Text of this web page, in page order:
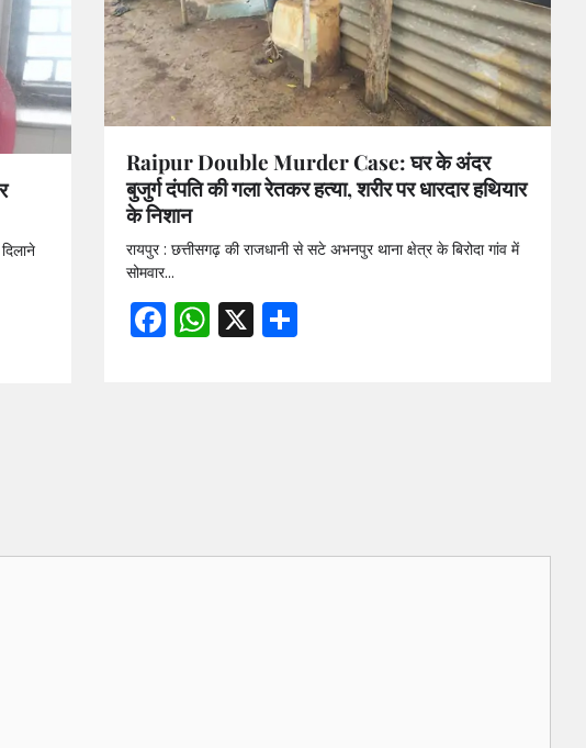
Raipur Double Murder Case: घर के अंदर
बुजुर्ग दंपति की गला रेतकर हत्या, शरीर पर धारदार हथियार
के निशान
रायपुर : छत्तीसगढ़ की राजधानी से सटे अभनपुर थाना क्षेत्र के बिरोदा गांव में
सोमवार…
Facebook
WhatsApp
X